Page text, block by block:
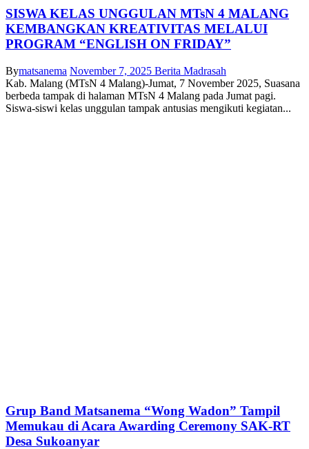
SISWA KELAS UNGGULAN MTsN 4 MALANG
KEMBANGKAN KREATIVITAS MELALUI
PROGRAM “ENGLISH ON FRIDAY”
Bymatsanema November 7, 2025 Berita Madrasah
Kab. Malang (MTsN 4 Malang)-Jumat, 7 November 2025, Suasana
berbeda tampak di halaman MTsN 4 Malang pada Jumat pagi.
Siswa-siswi kelas unggulan tampak antusias mengikuti kegiatan...
Grup Band Matsanema “Wong Wadon” Tampil
Memukau di Acara Awarding Ceremony SAK-RT
Desa Sukoanyar